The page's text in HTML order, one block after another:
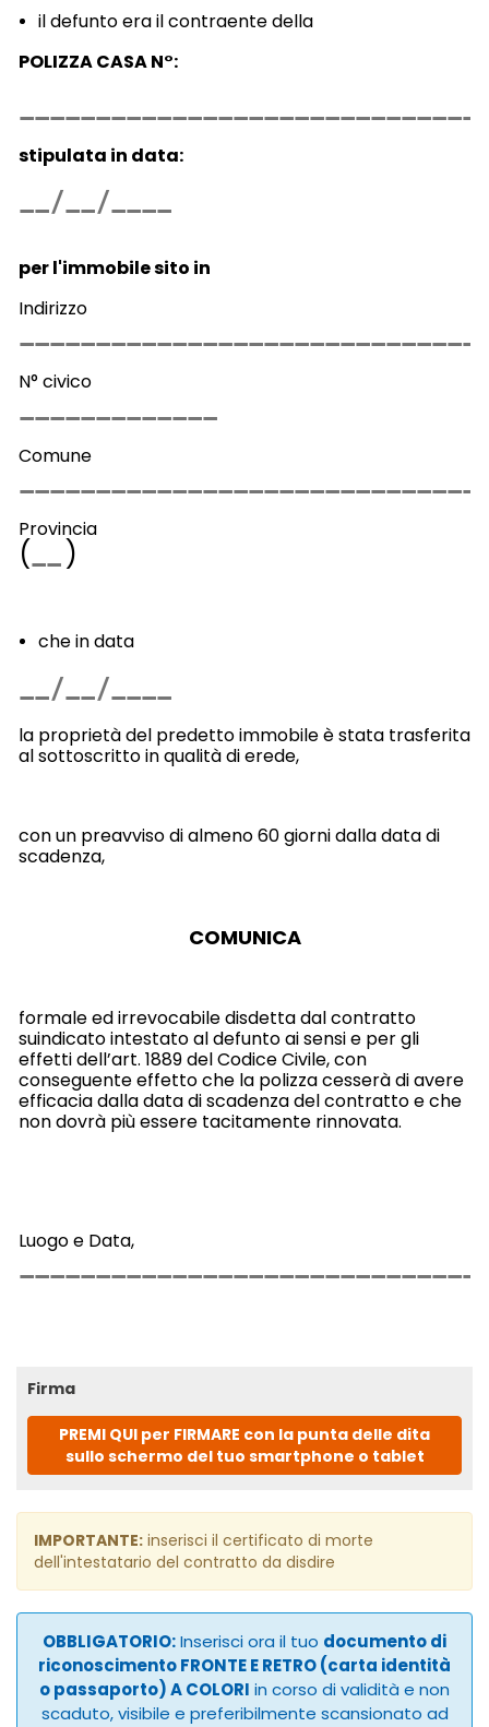
il defunto era il contraente della
POLIZZA CASA N°:
stipulata in data:
per l'immobile sito in
Indirizzo
N° civico
Comune
Provincia
( )
che in data
​la proprietà del predetto immobile è stata trasferita
al sottoscritto in qualità di erede,
con un preavviso di almeno 60 giorni dalla data di
scadenza,
COMUNICA
formale ed irrevocabile disdetta dal contratto
suindicato intestato al defunto ai sensi e per gli
effetti dell’art. 1889 del Codice Civile, con
conseguente effetto che la polizza cesserà di avere
efficacia dalla data di scadenza del contratto e che
non dovrà più essere tacitamente rinnovata.
Luogo e Data,
Firma
PREMI QUI per FIRMARE con la punta delle dita
sullo schermo del tuo smartphone o tablet
IMPORTANTE: inserisci il certificato di morte
dell'intestatario del contratto da disdire
OBBLIGATORIO:Inserisci ora il tuo documento di
riconoscimento FRONTE E RETRO (carta identità
o passaporto) A COLORI in corso di validità e non
scaduto, visibile e preferibilmente scansionato ad